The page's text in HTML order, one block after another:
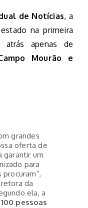
de Notícias, a
na primeira
atrás apenas de
Mourão e
grandes
oferta de
garantir um
para
da
ela, a
100 pessoas